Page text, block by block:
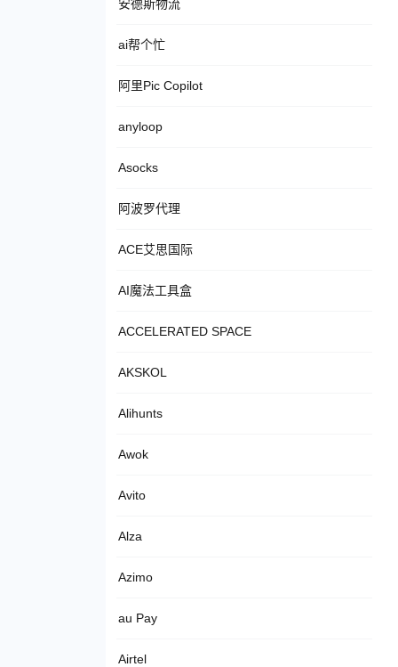
安德斯物流
ai帮个忙
阿里Pic Copilot
anyloop
Asocks
阿波罗代理
ACE艾思国际
AI魔法工具盒
ACCELERATED SPACE
AKSKOL
Alihunts
Awok
Avito
Alza
Azimo
au Pay
Airtel